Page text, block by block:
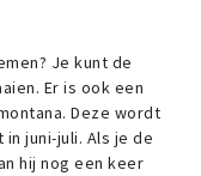
Je kunt de
Er is ook een
Deze wordt
juni-juli. Als je de
hij nog een keer